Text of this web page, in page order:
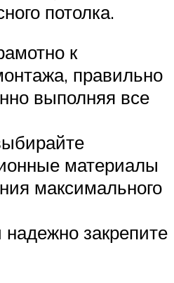
потолка.
к
правильно
выполняя все
материалы
максимального
закрепите